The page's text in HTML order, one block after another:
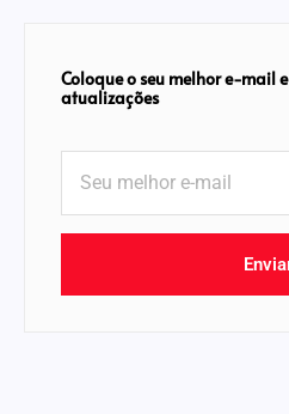
Coloque o seu melhor e-mail
atualizações